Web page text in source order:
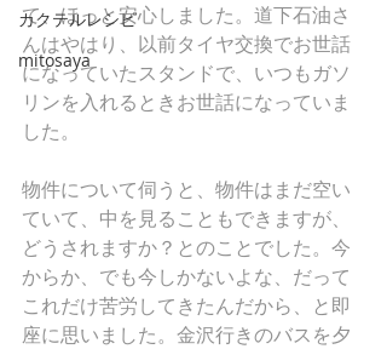
カクテルレシピ
mitosaya
て、ほっと安心しました。道下石油さ
んはやはり、以前タイヤ交換でお世話
になっていたスタンドで、いつもガソ
リンを入れるときお世話になっていま
した。
物件について伺うと、物件はまだ空い
ていて、中を見ることもできますが、
どうされますか？とのことでした。今
からか、でも今しかないよな、だって
これだけ苦労してきたんだから、と即
座に思いました。金沢行きのバスを夕